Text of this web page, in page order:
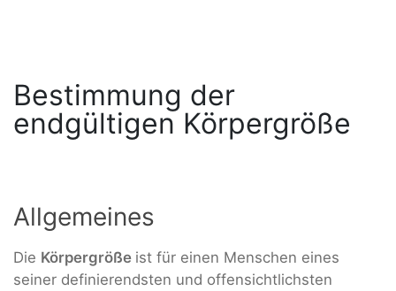
Bestimmung der
endgültigen Körpergröße
Allgemeines
Die Körpergröße ist für einen Menschen eines
seiner definierendsten und offensichtlichsten